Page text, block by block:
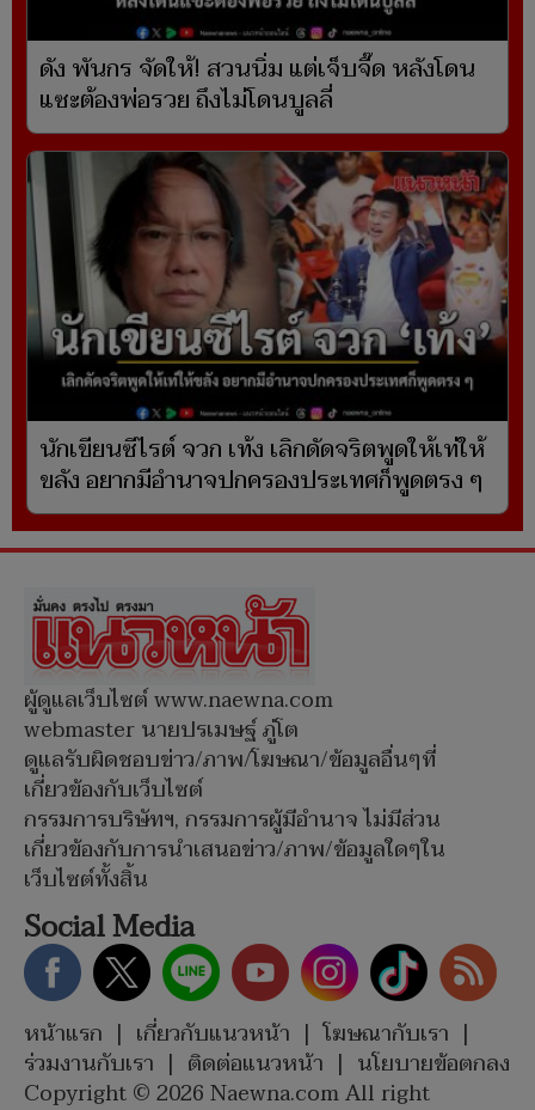
ดัง พันกร จัดให้! สวนนิ่ม แต่เจ็บจี๊ด หลังโดน
แซะต้องพ่อรวย ถึงไม่โดนบูลลี่
นักเขียนซีไรต์ จวก เท้ง เลิกดัดจริตพูดให้เท่ให้
ขลัง อยากมีอำนาจปกครองประเทศก็พูดตรง ๆ
ผู้ดูแลเว็บไซต์ www.naewna.com
webmaster นายปรเมษฐ์ ภู่โต
ดูแลรับผิดชอบข่าว/ภาพ/โฆษณา/ข้อมูลอื่นๆที่
เกี่ยวข้องกับเว็บไซต์
กรรมการบริษัทฯ, กรรมการผู้มีอำนาจ ไม่มีส่วน
เกี่ยวข้องกับการนำเสนอข่าว/ภาพ/ข้อมูลใดๆใน
เว็บไซต์ทั้งสิ้น
Social Media
หน้าแรก | เกี่ยวกับแนวหน้า | โฆษณากับเรา |
ร่วมงานกับเรา | ติดต่อแนวหน้า | นโยบายข้อตกลง
Copyright © 2026 Naewna.com All right